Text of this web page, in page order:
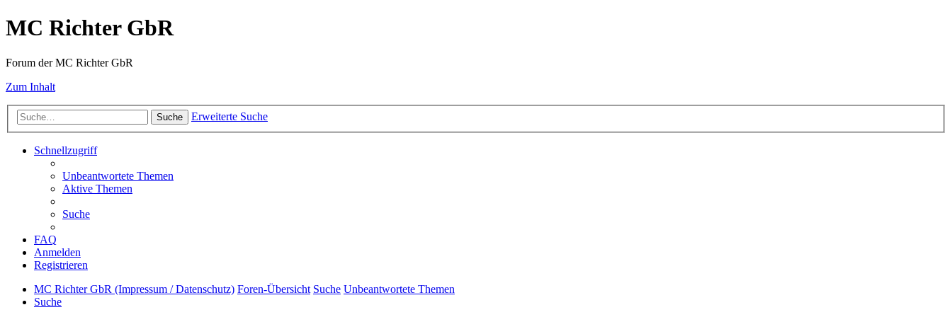
MC Richter GbR
Forum der MC Richter GbR
Zum Inhalt
Suche Erweiterte Suche
Schnellzugriff
Unbeantwortete Themen
Aktive Themen
Suche
FAQ
Anmelden
Registrieren
MC Richter GbR (Impressum / Datenschutz) Foren-Übersicht Suche Unbeantwortete Themen
Suche